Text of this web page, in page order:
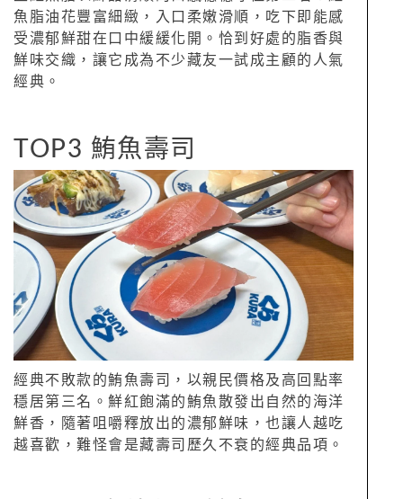
魚脂油花豐富細緻，入口柔嫩滑順，吃下即能感
受濃郁鮮甜在口中緩緩化開。恰到好處的脂香與
鮮味交織，讓它成為不少藏友一試成主顧的人氣
經典。
TOP3 鮪魚壽司
經典不敗款的鮪魚壽司，以親民價格及高回點率
穩居第三名。鮮紅飽滿的鮪魚散發出自然的海洋
鮮香，隨著咀嚼釋放出的濃郁鮮味，也讓人越吃
越喜歡，難怪會是藏壽司歷久不衰的經典品項。